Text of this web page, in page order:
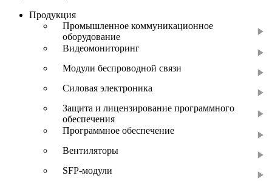
Продукция
Промышленное коммуникационное
оборудование
Видеомониторинг
Модули беспроводной связи
Силовая электроника
Защита и лицензирование программного
обеспечения
Программное обеспечение
Вентиляторы
SFP-модули